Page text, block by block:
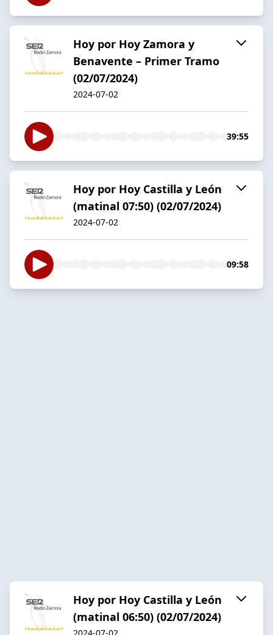
Hoy por Hoy Zamora y
Benavente – Primer Tramo
(02/07/2024)
2024-07-02
39:55
Hoy por Hoy Castilla y León
(matinal 07:50) (02/07/2024)
2024-07-02
09:58
Hoy por Hoy Castilla y León
(matinal 06:50) (02/07/2024)